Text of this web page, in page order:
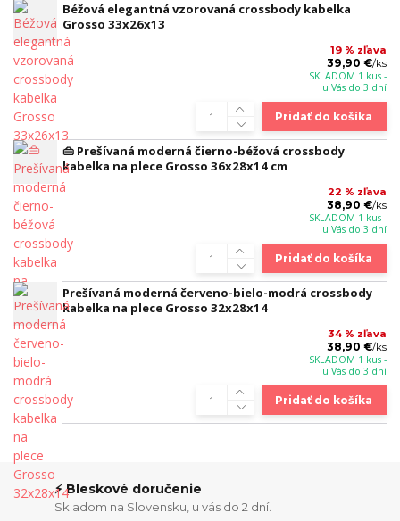
Béžová elegantná vzorovaná crossbody kabelka
Grosso 33x26x13
19 % zľava
39,90 €/ks
SKLADOM 1 kus -
u Vás do 3 dní
Pridať do košíka
👜 Prešívaná moderná čierno-béžová crossbody
kabelka na plece Grosso 36x28x14 cm
22 % zľava
38,90 €/ks
SKLADOM 1 kus -
u Vás do 3 dní
Pridať do košíka
Prešívaná moderná červeno-bielo-modrá crossbody
kabelka na plece Grosso 32x28x14
34 % zľava
38,90 €/ks
SKLADOM 1 kus -
u Vás do 3 dní
Pridať do košíka
⚡ Bleskové doručenie
Skladom na Slovensku, u vás do 2 dní.